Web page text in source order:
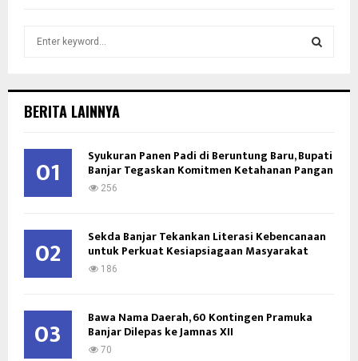
h
o
R
H
BERITA LAINNYA
01 Syukuran Panen Padi di Beruntung Baru, Bupati
Banjar Tegaskan Komitmen Ketahanan Pangan
256
02 Sekda Banjar Tekankan Literasi Kebencanaan
untuk Perkuat Kesiapsiagaan Masyarakat
186
03 Bawa Nama Daerah, 60 Kontingen Pramuka
Banjar Dilepas ke Jamnas XII
70